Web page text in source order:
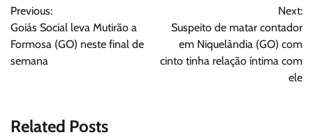
de
Post
Previous:
Goiás Social leva Mutirão a
Formosa (GO) neste final de
semana
Next:
Suspeito de matar contador
em Niquelândia (GO) com
cinto tinha relação íntima com
ele
Related Posts